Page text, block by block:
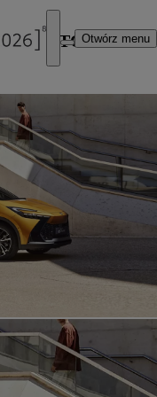
Otwórz menu
KINTO ONE dla